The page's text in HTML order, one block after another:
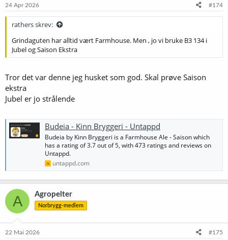
e
24 Apr 2026 #174
rathers skrev:
Grindaguten har alltid vært Farmhouse. Men , jo vi bruke B3 134 i
Jubel og Saison Ekstra
Tror det var denne jeg husket som god. Skal prøve Saison
ekstra
Jubel er jo strålende
Budeia - Kinn Bryggeri - Untappd
Budeia by Kinn Bryggeri is a Farmhouse Ale - Saison which
has a rating of 3.7 out of 5, with 473 ratings and reviews on
Untappd.
untappd.com
A Agropelter
Norbrygg-medlem
22 Mai 2026 #175